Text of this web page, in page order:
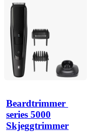
Beardtrimmer
series 5000
Skjeggtrimmer